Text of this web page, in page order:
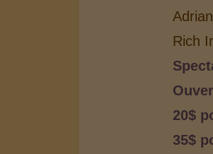
Rich
20$
35$